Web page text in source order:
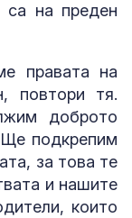
са на преден
правата на
повтори тя.
доброто
подкрепим
за това те
и нашите
които